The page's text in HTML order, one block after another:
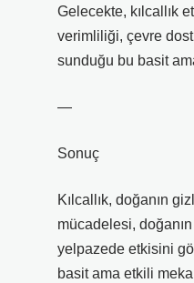
Gelecekte, kılcallık
verimliliği, çevre
sunduğu bu basit
—
Sonuç
Kılcallık, doğanın
mücadelesi,
yelpazede etkisini
basit ama etkili